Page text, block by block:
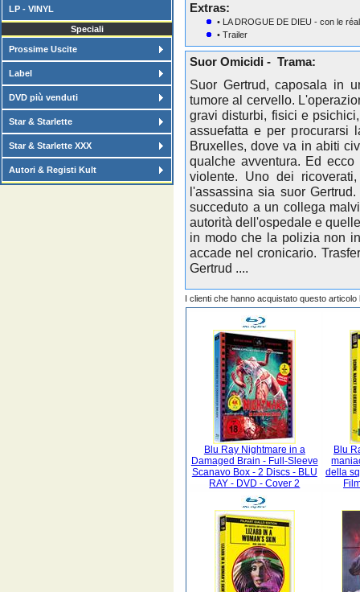
LP - VINYL
Speciali
Prossime Uscite
Label
DVD più venduti
Star & Starlette
Star & Starlette XXX
Autori & Registi Kult
Extras:
• LA DROGUE DE DIEU - con le
• Trailer
Suor Omicidi - Trama:
Suor Gertrud, caposala in
tumore al cervello.
gravi disturbi, fisici e
assuefatta e per procurarsi
Bruxelles, dove va in abiti
qualche avventura. Ed
violente. Uno dei
l'assassina sia suor
succeduto a un collega
autorità dell'ospedale e
in modo che la polizia non
accade nel cronicario.
Gertrud ....
I clienti che hanno acquistato questo
Blu Ray Nightmare in a
Damaged Brain - Full-Sleeve
Scanavo Box - 2 Discs - BLU
RAY - DVD - Cover 2
Blu
della